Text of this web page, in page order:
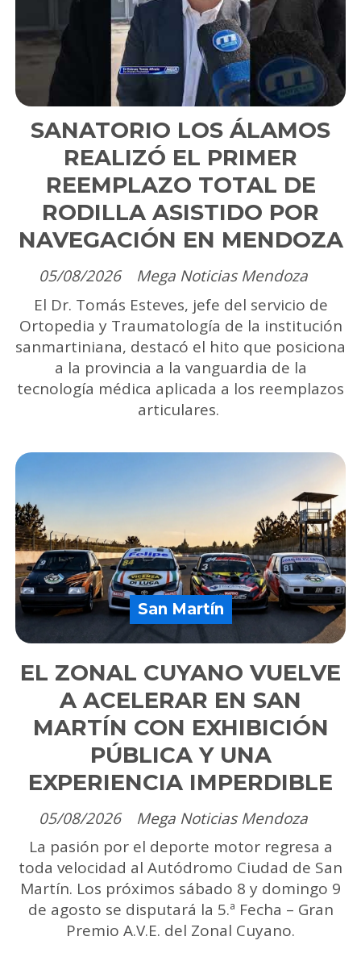
SANATORIO LOS ÁLAMOS
REALIZÓ EL PRIMER
REEMPLAZO TOTAL DE
RODILLA ASISTIDO POR
NAVEGACIÓN EN MENDOZA
Mega Noticias Mendoza
05/08/2026
El Dr. Tomás Esteves, jefe del servicio de
Ortopedia y Traumatología de la institución
sanmartiniana, destacó el hito que posiciona
a la provincia a la vanguardia de la
tecnología médica aplicada a los reemplazos
articulares.
EL ZONAL CUYANO VUELVE
A ACELERAR EN SAN
MARTÍN CON EXHIBICIÓN
PÚBLICA Y UNA
EXPERIENCIA IMPERDIBLE
Mega Noticias Mendoza
San Martín
05/08/2026
La pasión por el deporte motor regresa a
toda velocidad al Autódromo Ciudad de San
Martín. Los próximos sábado 8 y domingo 9
de agosto se disputará la 5.ª Fecha – Gran
Premio A.V.E. del Zonal Cuyano.